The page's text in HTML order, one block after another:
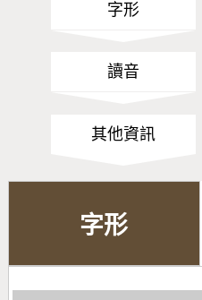
字形
讀音
其他資訊
字形